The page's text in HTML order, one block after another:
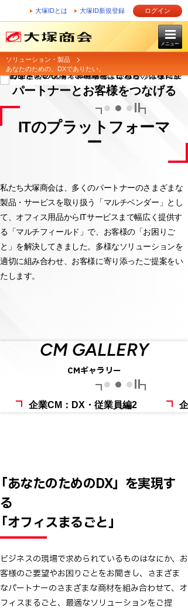
大塚IDとは 大塚ID新規登録 ログイン
メニュー
ソリューション・製品
あなたのための、DXでありたい。
「あなたのための、DXでありたい。」
パートナーとお客様をつなげる
ITのプラットフォーマ
ー
私たち大塚商会は、多くのパートナーのさまざまな
製品・サービスを取り扱う「マルチベンダー」とし
て、オフィス用品からITサービスまで幅広く提供す
る「マルチフィールド」で、お客様の「お困りご
と」を解決してきました。多様なソリューションを
適切に組み合わせ、お客様に寄り添ったご提案をい
たします。
CM GALLERY
CMギャラリー
00:30
企業CM：DX・従業員編2
あなたのためのDX」 を実現す
る
オフィスまるごと」
ビジネスの現場で求められているものはなにか、お
客様のご要望やお困りごとをお聞きし、さまざま
なパートナーのさまざまな商材を組み合わせて、オ
フィスまるごと、最適なソリューションをご提